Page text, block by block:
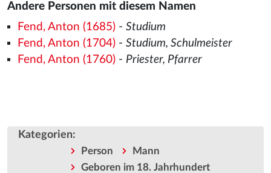
Andere Personen mit diesem Namen
Fend, Anton (1685)- Studium
Fend, Anton (1704)- Studium, Schulmeister
Fend, Anton (1760)- Priester, Pfarrer
Kategorien:
Person
Mann
Geboren im 18. Jahrhundert